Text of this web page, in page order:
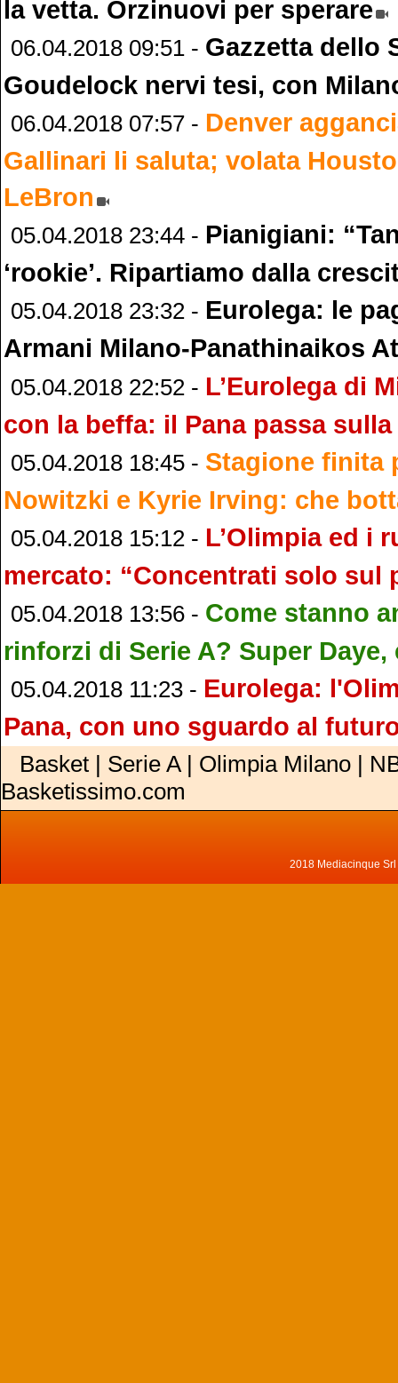
la vetta. Orzinuovi per sperare
06.04.2018 09:51 - Gazzetta dello
Goudelock nervi tesi, con
06.04.2018 07:57 - Denver
Gallinari li saluta; volata
LeBron
05.04.2018 23:44 - Pianigiani:
‘rookie’. Ripartiamo dalla
05.04.2018 23:32 - Eurolega: le
Armani Milano-Panathinaikos
05.04.2018 22:52 - L’Eurolega di
con la beffa: il Pana passa
05.04.2018 18:45 - Stagione finita
Nowitzki e Kyrie Irving: che
05.04.2018 15:12 - L’Olimpia ed i
mercato: “Concentrati solo sul
05.04.2018 13:56 - Come stanno
rinforzi di Serie A? Super Daye,
05.04.2018 11:23 - Eurolega:
Pana, con uno sguardo al
Basket | Serie A | Olimpia Milano |
Basketissimo.com
2018 Mediacinque Srl